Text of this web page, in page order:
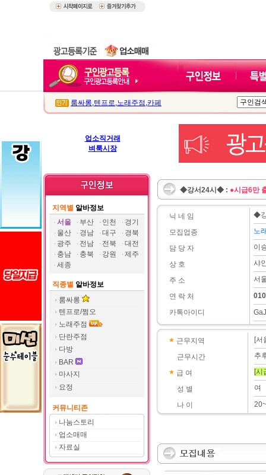
룸싸롱,텐프로,노래주점 ,카페
업소직거래
벼룩시장
지역별 알바정보
서울
부산 인천
경기
울산
경남 대구
경북
광주
전남 전북
대전
충남
충북 강원
제주
세종
직종별 알바정보
룸싸롱
텐프로/쩜오
노래주점
단란주점
다방
BAR
마사지
요정
커뮤니티존
나눔스토리
업소매매
자료실
◆강서24시◆ : ●시급6만
닉 네 임
모집업종
담 당 자
상 호
주 소
연 락 처
카톡아이디
◆
노
이
샤
서
근무지역
근무시간
급 여
성 별
나 이
[서
추
[시
여